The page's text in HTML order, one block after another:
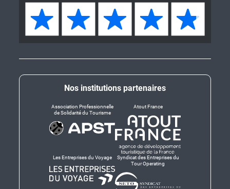
Nos institutions partenaires
Association Professionnelle
de Solidarité du Tourisme
Atout France
Les Entreprises du Voyage
Syndicat des Entreprises du